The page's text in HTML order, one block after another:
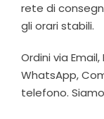
rete di
gli orari stabili.
Ordini via
WhatsApp,
telefono.